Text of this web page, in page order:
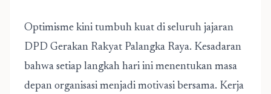
Optimisme kini tumbuh kuat di seluruh jajaran
DPD Gerakan Rakyat Palangka Raya. Kesadaran
bahwa setiap langkah hari ini menentukan masa
depan organisasi menjadi motivasi bersama. Kerja